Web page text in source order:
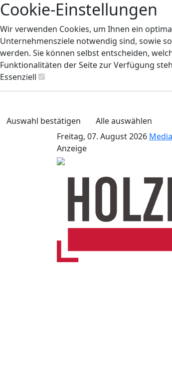
Cookie-Einstellungen
Wir verwenden Cookies, um Ihnen ein
Unternehmensziele notwendig sind, sowie
werden. Sie können selbst entscheiden,
Funktionalitäten der Seite zur Verfügung
Essenziell
Auswahl bestätigen
Alle auswählen
Freitag, 07. August 2026
Anzeige